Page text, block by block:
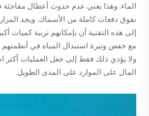
الماء. وهذا يعني عدم حدوث أعطال مفاجئة
نفوق دفعات كاملة من الأسماك. ويجد
إلى هذه التقنية أن بإمكانهم تربية كميات
مع خفض وتيرة استبدال المياه في أنظمتهم
ولا يؤدي ذلك فقط إلى جعل العمليات أكثر
المال على الموارد على المدى الطويل.